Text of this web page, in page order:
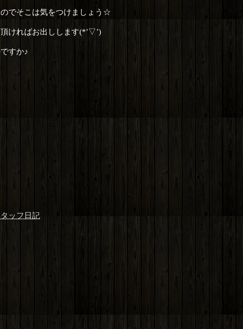
でそこは気をつけましょう☆
ければお出しします(*’▽’)
すか♪
ッフ日記